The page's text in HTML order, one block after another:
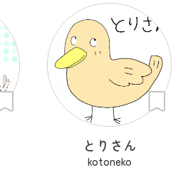
とりさん
kotoneko